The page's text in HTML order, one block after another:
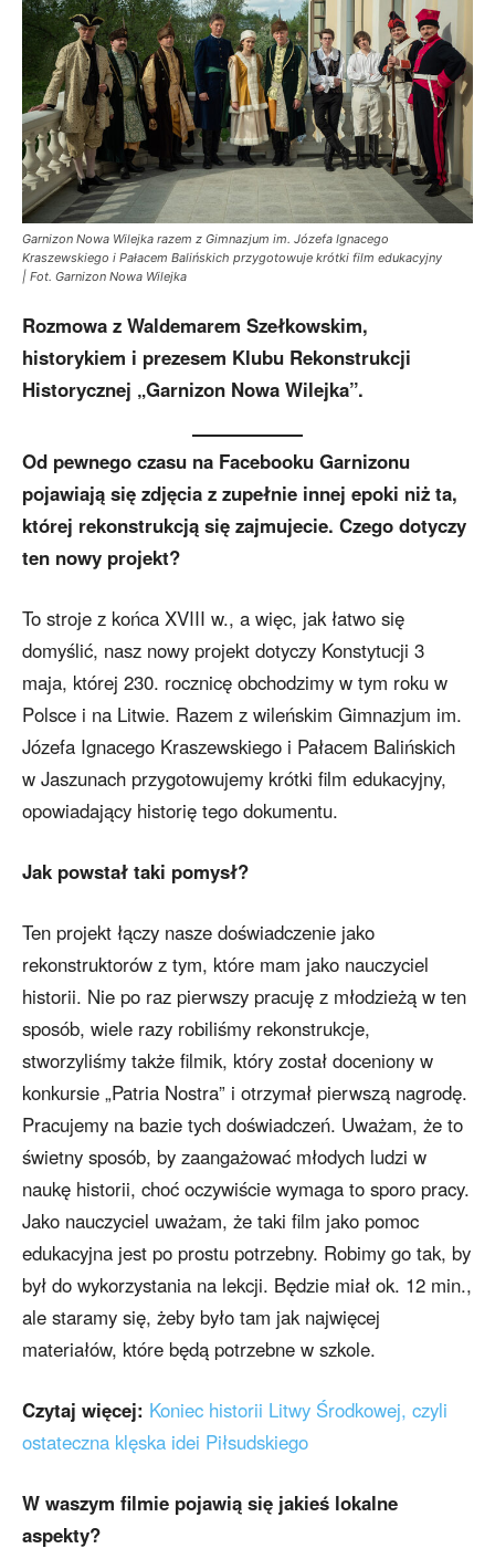
Garnizon Nowa Wilejka razem z Gimnazjum im. Józefa Ignacego
Kraszewskiego i Pałacem Balińskich przygotowuje krótki film edukacyjny
| Fot. Garnizon Nowa Wilejka
Rozmowa z Waldemarem Szełkowskim,
historykiem i prezesem Klubu Rekonstrukcji
Historycznej „Garnizon Nowa Wilejka”.
Od pewnego czasu na Facebooku Garnizonu
pojawiają się zdjęcia z zupełnie innej epoki niż ta,
której rekonstrukcją się zajmujecie. Czego dotyczy
ten nowy projekt?
To stroje z końca XVIII w., a więc, jak łatwo się
domyślić, nasz nowy projekt dotyczy Konstytucji 3
maja, której 230. rocznicę obchodzimy w tym roku w
Polsce i na Litwie. Razem z wileńskim Gimnazjum im.
Józefa Ignacego Kraszewskiego i Pałacem Balińskich
w Jaszunach przygotowujemy krótki film edukacyjny,
opowiadający historię tego dokumentu.
Jak powstał taki pomysł?
Ten projekt łączy nasze doświadczenie jako
rekonstruktorów z tym, które mam jako nauczyciel
historii. Nie po raz pierwszy pracuję z młodzieżą w ten
sposób, wiele razy robiliśmy rekonstrukcje,
stworzyliśmy także filmik, który został doceniony w
konkursie „Patria Nostra” i otrzymał pierwszą nagrodę.
Pracujemy na bazie tych doświadczeń. Uważam, że to
świetny sposób, by zaangażować młodych ludzi w
naukę historii, choć oczywiście wymaga to sporo pracy.
Jako nauczyciel uważam, że taki film jako pomoc
edukacyjna jest po prostu potrzebny. Robimy go tak, by
był do wykorzystania na lekcji. Będzie miał ok. 12 min.,
ale staramy się, żeby było tam jak najwięcej
materiałów, które będą potrzebne w szkole.
Czytaj więcej: Koniec historii Litwy Środkowej, czyli
ostateczna klęska idei Piłsudskiego
W waszym filmie pojawią się jakieś lokalne
aspekty?